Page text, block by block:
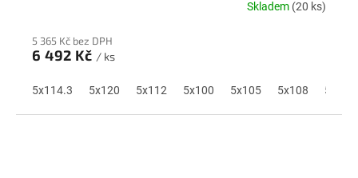
A
Skladem (20 ks)
5 365 Kč bez DPH
6 492 Kč / ks
5x114.3 5x120 5x112 5x100 5x105 5x108 5x110